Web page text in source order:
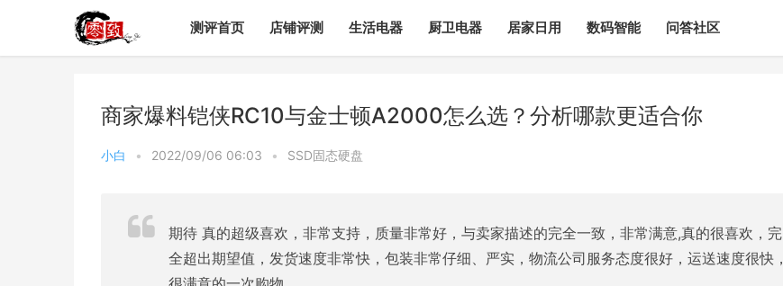
测评首页 店铺评测 生活电器 厨卫电器 居家日用 数码智能 问答社区
商家爆料铠侠RC10与金士顿A2000怎么选？分析哪款更适合你
小白 • 2022/09/06 06:03 • SSD固态硬盘
期待 真的超级喜欢，非常支持，质量非常好，与卖家描述的完全一致，非常满意,真的很喜欢，完
全超出期望值，发货速度非常快，包装非常仔细、严实，物流公司服务态度很好，运送速度很快，